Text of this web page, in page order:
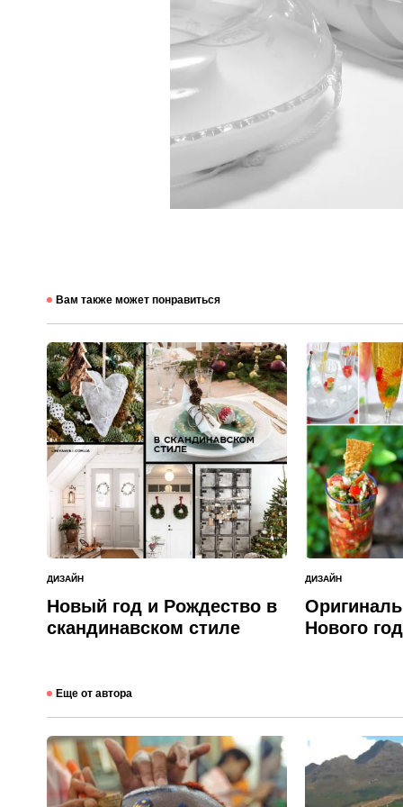
Вам также может понравиться
ОПУБЛИКОВАНО
В
ДИЗАЙН
Новый год и Рождество в
скандинавском стиле
ОПУБЛИКОВАНО
В
ДИЗАЙН
Нового
Еще от автора